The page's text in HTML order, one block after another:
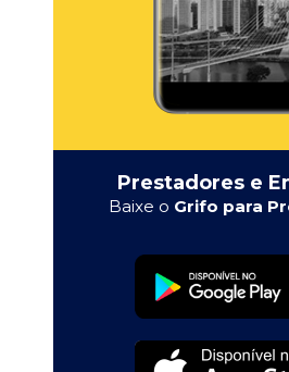
Prestadores e
Baixe o Grifo para